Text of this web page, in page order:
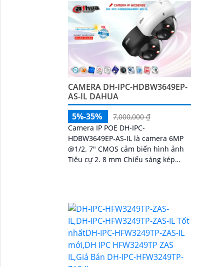
CAMERA DH-IPC-HDBW3649EP-
AS-IL DAHUA
5%-35%
7,000,000 ₫
Camera IP POE DH-IPC-
HDBW3649EP-AS-IL là camera 6MP
@1/2. 7" CMOS cảm biến hình ảnh
Tiêu cự 2. 8 mm Chiếu sáng kép